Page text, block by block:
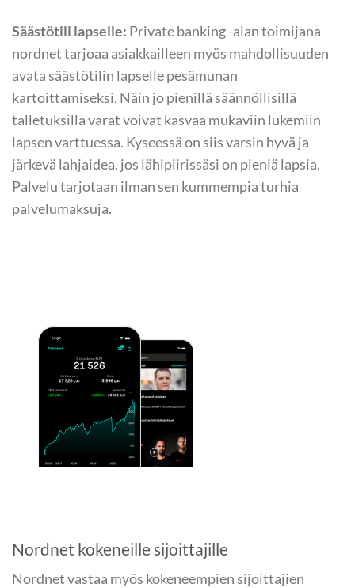
Säästötili lapselle: Private banking -alan toimijana
nordnet tarjoaa asiakkailleen myös mahdollisuuden
avata säästötilin lapselle pesämunan
kartoittamiseksi. Näin jo pienillä säännöllisillä
talletuksilla varat voivat kasvaa mukaviin lukemiin
lapsen varttuessa. Kyseessä on siis varsin hyvä ja
järkevä lahjaidea, jos lähipiirissäsi on pieniä lapsia.
Palvelu tarjotaan ilman sen kummempia turhia
palvelumaksuja.
Nordnet kokeneille sijoittajille
Nordnet vastaa myös kokeneempien sijoittajien